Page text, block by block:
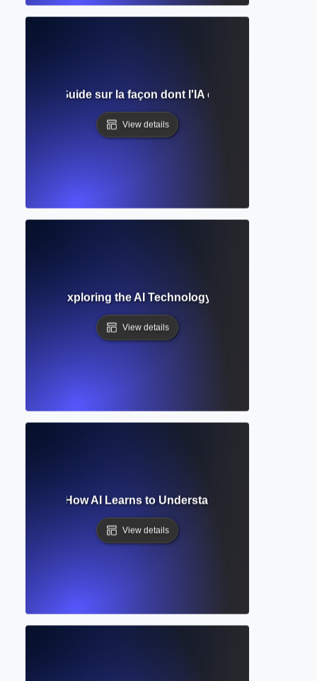
? Guide sur la façon dont l'IA comprend et
View details
Model? Exploring the AI Technology Behind ChatGPT
View details
Network? How AI Learns to Understand and Generate
View details